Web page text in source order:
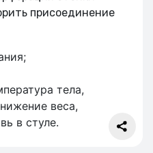
присоединение
тела,
веса,
в стуле.